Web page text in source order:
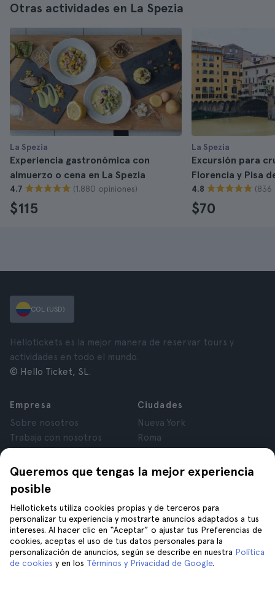
Otras actividades en La Spezia
La Spezia
Experiencia gastronómica con
almuerzo o cena en La Spezia
4.7 (1.880 opiniones)
$115
La Spezia
Excursión para
Florencia y Pisa
4.8 (836
$70
Queremos que tengas la mejor experiencia
posible
Hellotickets utiliza cookies propias y de terceros para
personalizar tu experiencia y mostrarte anuncios adaptados a tus
intereses. Al hacer clic en “Aceptar” o ajustar tus Preferencias de
cookies, aceptas el uso de tus datos personales para la
personalización de anuncios, según se describe en nuestra Política
de cookies y en los Términos y Privacidad de Google.
COL (USD)
Hellotickets es la mejor manera de reservar tours y
actividades en todo el mundo.
© Hello Ticket, SL.
Empresa
Sobre nosotros
Trabaja con nosotros
Opiniones
Privacidad
Términos y Condiciones
Aviso Legal
Cookies
Ciudades
Nueva York
Roma
Londres
Granada
Tenerife
Ayuda
Síguenos en